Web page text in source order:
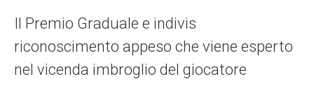
Il Premio Graduale e indivis
riconoscimento appeso che viene esperto
nel vicenda imbroglio del giocatore